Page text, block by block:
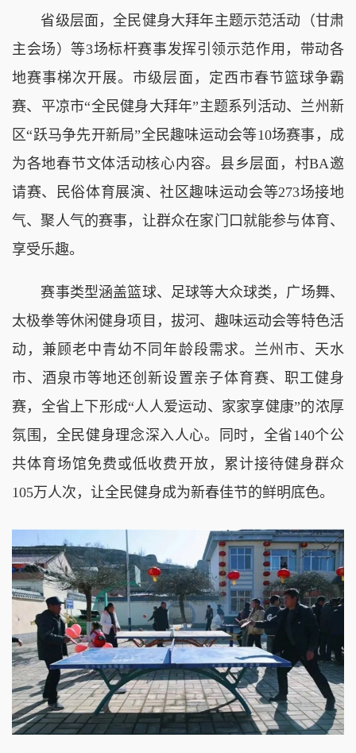
省级层面，全民健身大拜年主题示范活动（甘肃
主会场）等3场标杆赛事发挥引领示范作用，带动各
地赛事梯次开展。市级层面，定西市春节篮球争霸
赛、平凉市“全民健身大拜年”主题系列活动、兰州新
区“跃马争先开新局”全民趣味运动会等10场赛事，成
为各地春节文体活动核心内容。县乡层面，村BA邀
请赛、民俗体育展演、社区趣味运动会等273场接地
气、聚人气的赛事，让群众在家门口就能参与体育、
享受乐趣。
赛事类型涵盖篮球、足球等大众球类，广场舞、
太极拳等休闲健身项目，拔河、趣味运动会等特色活
动，兼顾老中青幼不同年龄段需求。兰州市、天水
市、酒泉市等地还创新设置亲子体育赛、职工健身
赛，全省上下形成“人人爱运动、家家享健康”的浓厚
氛围，全民健身理念深入人心。同时，全省140个公
共体育场馆免费或低收费开放，累计接待健身群众
105万人次，让全民健身成为新春佳节的鲜明底色。